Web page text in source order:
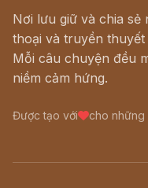
Nơi lưu giữ và chia
thoại và truyền
Mỗi câu chuyện đều
niềm cảm hứng.
Được tạo với cho những